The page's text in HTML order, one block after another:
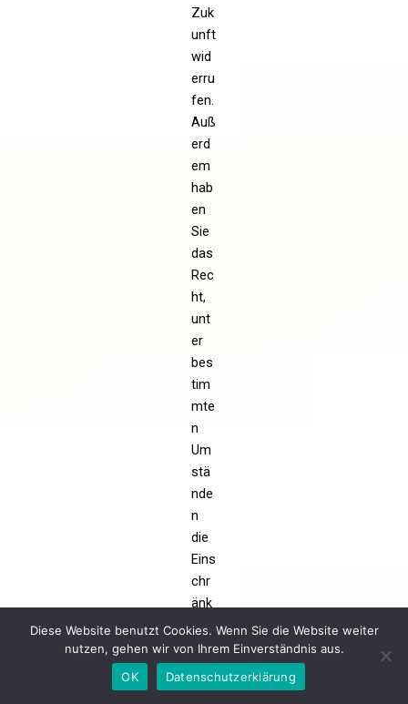
Zuk
unft
wid
erru
fen.
Auß
erd
em
hab
en
Sie
das
Rec
ht,
unt
er
bes
tim
mte
n
Um
stä
nde
n
die
Eins
chr
änk
ung
der
Ver
arb
Diese Website benutzt Cookies. Wenn Sie die Website weiter
nutzen, gehen wir von Ihrem Einverständnis aus.
OK
Datenschutzerklärung